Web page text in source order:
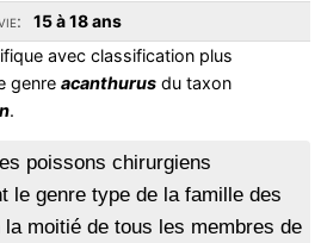
15 à 18 ans
avec classification plus
genre acanthurusdu taxon
.
poissons chirurgiens
le genre type de la famille des
moitié de tous les membres de